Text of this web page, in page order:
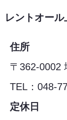
レントオール
住所
〒362-0002
TEL：048-
定休日